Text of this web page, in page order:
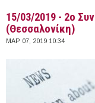
15/03/2019 - 2ο
(Θεσσαλονίκη)
ΜΑΡ 07, 2019 10:34